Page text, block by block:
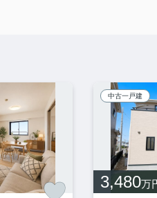
中古一戸建
3,480万